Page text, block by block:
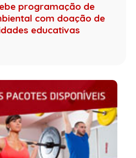
programação de
com doação de
educativas